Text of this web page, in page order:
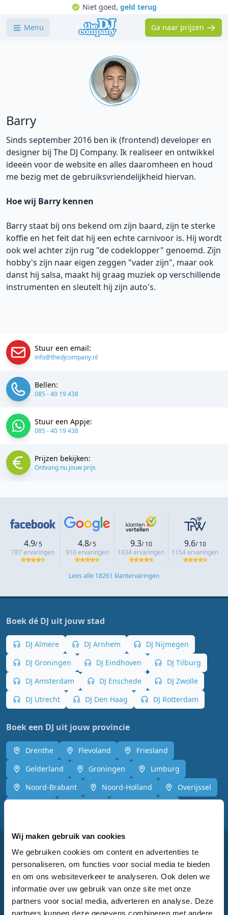
Wij maken gebruik van cookies
We gebruiken cookies om content en advertenties te
personaliseren, om functies voor social media te bieden
en om ons websiteverkeer te analyseren. Ook delen we
informatie over uw gebruik van onze site met onze
partners voor social media, adverteren en analyse. Deze
partners kunnen deze gegevens combineren met andere
Niet goed, geld terug
Menu Ga naar prijzen
Barry
Sinds september 2016 ben ik (frontend) developer en
designer bij The DJ Company. Ik realiseer en ontwikkel
ideeën voor de website en alles daaromheen en houd
me bezig met de gebruiksvriendelijkheid hiervan.
Hoe wij Barry kennen
Barry staat bij ons bekend om zijn baard, zijn te sterke
koffie en het feit dat hij een echte carnivoor is. Hij wordt
ook wel achter zijn rug "de codeklopper" genoemd. Zijn
hobby's zijn naar eigen zeggen "vader zijn", maar ook
danst hij salsa, maakt hij graag muziek op verschillende
instrumenten en sleutelt hij zijn auto's.
Stuur een email:
info@thedjcompany.nl
Bellen:
085 - 40 19 438
Stuur een Appje:
085 - 40 19 438
Prijzen bekijken:
Ontvang nu jouw prijs
4.9/ 5
787 ervaringen
4.8/ 5
910 ervaringen
9.3/ 10
1834 ervaringen
9.6/ 10
1154 ervaringen
Lees alle 18261 klantervaringen
Boek dé DJ uit jouw stad
DJ Almere DJ Arnhem
DJ Nijmegen
DJ Groningen
DJ Eindhoven
DJ Tilburg
DJ Amsterdam
DJ Enschede
DJ Zwolle
DJ Utrecht
DJ Den Haag DJ Rotterdam
Boek een DJ uit jouw provincie
Drenthe Flevoland
Friesland
Gelderland
Groningen
Limburg
Noord-Brabant
Noord-Holland
Overijssel
Snel navigeren
Home
Bruiloft DJ